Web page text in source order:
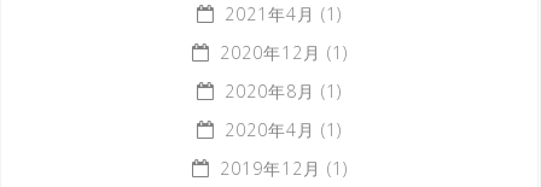
2021年4月 (1)
2020年12月 (1)
2020年8月 (1)
2020年4月 (1)
2019年12月 (1)